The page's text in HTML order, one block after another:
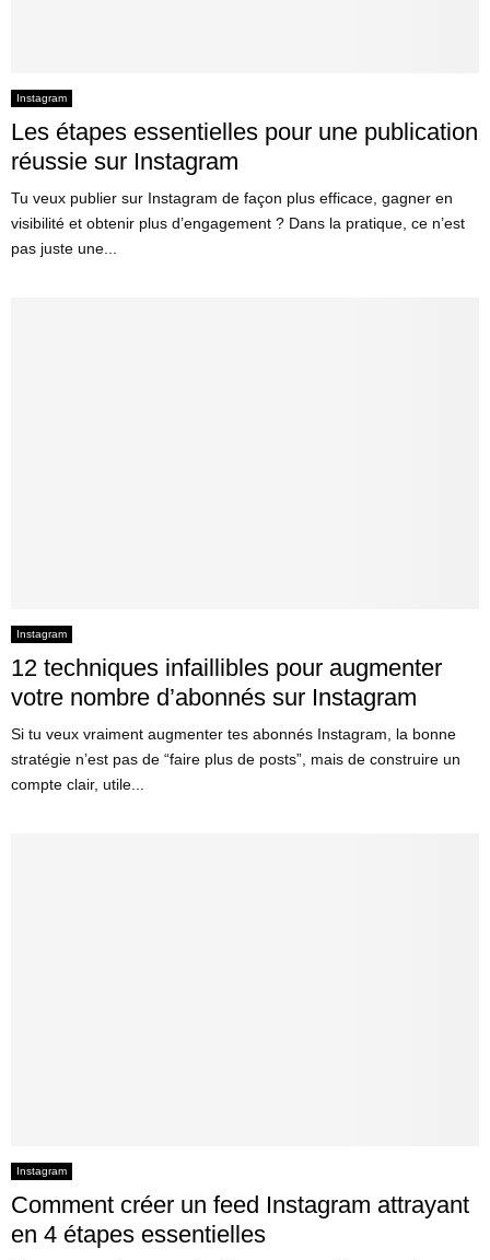
Instagram
Les étapes essentielles pour une publication
réussie sur Instagram
Tu veux publier sur Instagram de façon plus efficace, gagner en
visibilité et obtenir plus d’engagement ? Dans la pratique, ce n’est
pas juste une...
Instagram
12 techniques infaillibles pour augmenter
votre nombre d’abonnés sur Instagram
Si tu veux vraiment augmenter tes abonnés Instagram, la bonne
stratégie n’est pas de “faire plus de posts”, mais de construire un
compte clair, utile...
Instagram
Comment créer un feed Instagram attrayant
en 4 étapes essentielles